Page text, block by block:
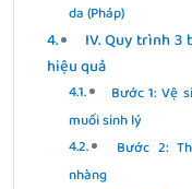
da (Pháp)
IV. Quy trình
hiệu quả
Bước 1: Vệ
muối sinh lý
Bước 2:
nhàng